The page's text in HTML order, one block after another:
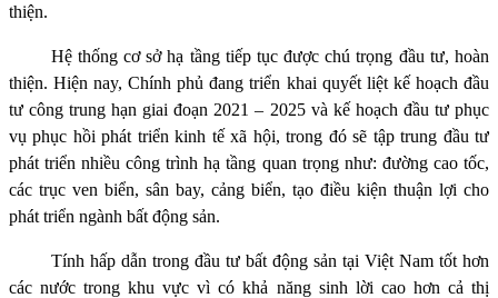
thiện.
Hệ thống cơ sở hạ tầng tiếp tục được chú trọng đầu tư, hoàn
thiện. Hiện nay, Chính phủ đang triển khai quyết liệt kế hoạch đầu
tư công trung hạn giai đoạn 2021 – 2025 và kế hoạch đầu tư phục
vụ phục hồi phát triển kinh tế xã hội, trong đó sẽ tập trung đầu tư
phát triển nhiều công trình hạ tầng quan trọng như: đường cao tốc,
các trục ven biển, sân bay, cảng biển, tạo điều kiện thuận lợi cho
phát triển ngành bất động sản.
Tính hấp dẫn trong đầu tư bất động sản tại Việt Nam tốt hơn
các nước trong khu vực vì có khả năng sinh lời cao hơn cả thị